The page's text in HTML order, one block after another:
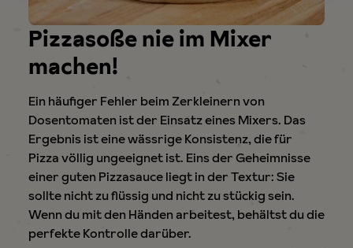
Pizzasoße nie im Mixer
machen!
Ein häufiger Fehler beim Zerkleinern von
Dosentomaten ist der Einsatz eines Mixers. Das
Ergebnis ist eine wässrige Konsistenz, die für
Pizza völlig ungeeignet ist. Eins der Geheimnisse
einer guten Pizzasauce liegt in der Textur: Sie
sollte nicht zu flüssig und nicht zu stückig sein.
Wenn du mit den Händen arbeitest, behältst du die
perfekte Kontrolle darüber.